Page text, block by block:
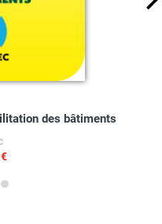
des bâtiments